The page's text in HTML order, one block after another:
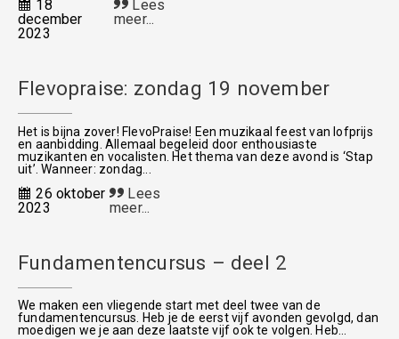
18
december
2023
Lees
meer...
Flevopraise: zondag 19 november
Het is bijna zover! FlevoPraise! Een muzikaal feest van lofprijs
en aanbidding. Allemaal begeleid door enthousiaste
muzikanten en vocalisten. Het thema van deze avond is ‘Stap
uit’. Wanneer: zondag...
26 oktober
2023
Lees
meer...
Fundamentencursus – deel 2
We maken een vliegende start met deel twee van de
fundamentencursus. Heb je de eerst vijf avonden gevolgd, dan
moedigen we je aan deze laatste vijf ook te volgen. Heb...